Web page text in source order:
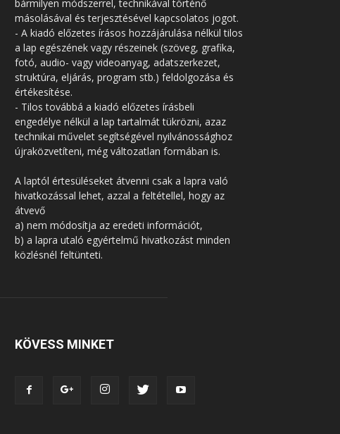
bármilyen módszerrel, technikával történő
másolásával és terjesztésével kapcsolatos jogot.
- A kiadó előzetes írásos hozzájárulása nélkül tilos
a lap egészének vagy részeinek (szöveg, grafika,
fotó, audio- vagy videoanyag, adatszerkezet,
struktúra, eljárás, program stb.) feldolgozása és
értékesítése.
- Tilos továbbá a kiadó előzetes írásbeli
engedélye nélkül a lap tartalmát tükrözni, azaz
technikai művelet segítségével nyilvánossághoz
újraközvetíteni, még változatlan formában is.
A laptól értesüléseket átvenni csak a lapra való
hivatkozással lehet, azzal a feltétellel, hogy az
átvevő
a) nem módosítja az eredeti információt,
b) a lapra utaló egyértelmű hivatkozást minden
közlésnél feltünteti.
KÖVESS MINKET